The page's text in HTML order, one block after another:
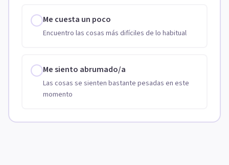
Me cuesta un poco
Encuentro las cosas más difíciles de lo habitual
Me siento abrumado/a
Las cosas se sienten bastante pesadas en este
momento